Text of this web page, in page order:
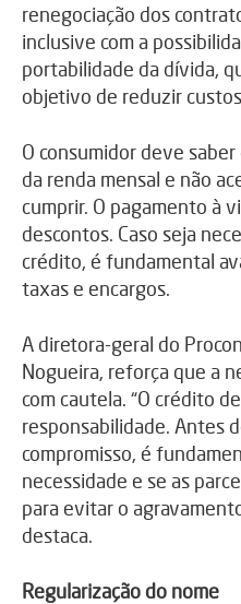
renegociação dos
inclusive com a
portabilidade da dívida,
objetivo de reduzir
O consumidor deve
da renda mensal e não
cumprir. O pagamento à
descontos. Caso seja
crédito, é fundamental
taxas e encargos.
A diretora-geral do
Nogueira, reforça que a
com cautela. “O crédito
responsabilidade. Antes
compromisso, é
necessidade e se as
para evitar o
destaca.
Regularização do nome